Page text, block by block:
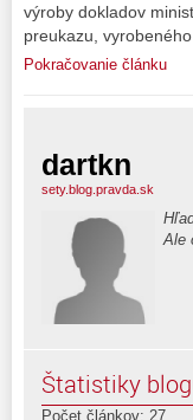
výroby dokladov
preukazu,
Pokračovanie článku
dartkn
sety.blog.pravda.sk
Ale
Štatistiky
Počet článkov: 27